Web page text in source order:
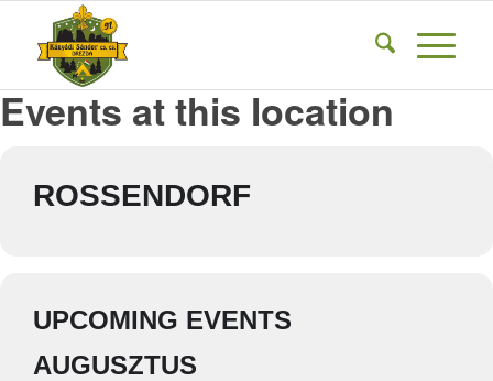
Events at this location
ROSSENDORF
UPCOMING EVENTS
AUGUSZTUS